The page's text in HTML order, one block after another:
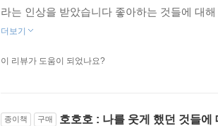
라는 인상을 받았습니다 좋아하는 것들에 대
더보기
이 리뷰가 도움이 되었나요?
종이책 구매 호호호 : 나를 웃게 했던 것들에